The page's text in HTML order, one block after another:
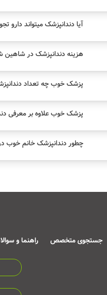
آیا دندانپزشک میتواند دارو
هزینه دندانپزشک در
پزشک خوب چه تعداد
پزشک خوب علاوه بر معرفی
چطور دندانپزشک خانم خوب
جستجوی متخصص راهنما و